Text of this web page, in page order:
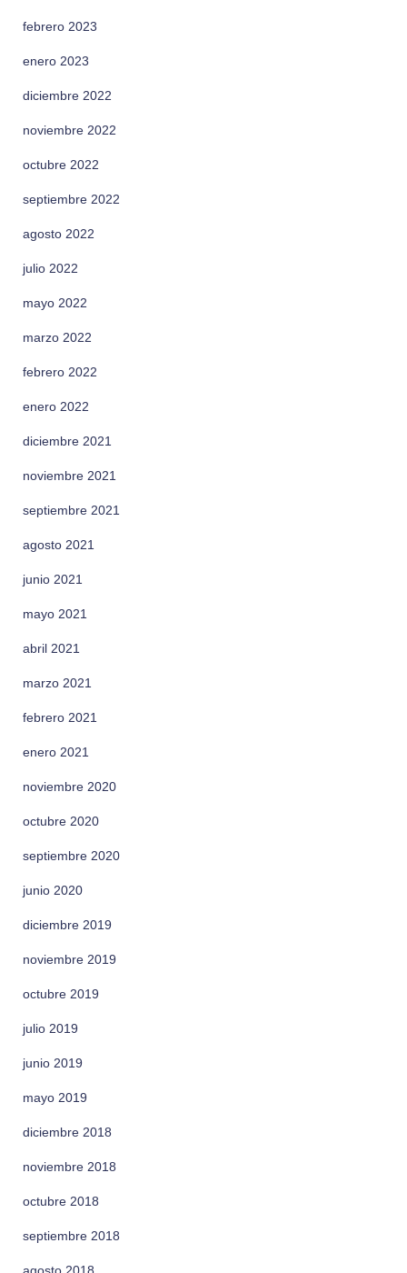
febrero 2023
enero 2023
diciembre 2022
noviembre 2022
octubre 2022
septiembre 2022
agosto 2022
julio 2022
mayo 2022
marzo 2022
febrero 2022
enero 2022
diciembre 2021
noviembre 2021
septiembre 2021
agosto 2021
junio 2021
mayo 2021
abril 2021
marzo 2021
febrero 2021
enero 2021
noviembre 2020
octubre 2020
septiembre 2020
junio 2020
diciembre 2019
noviembre 2019
octubre 2019
julio 2019
junio 2019
mayo 2019
diciembre 2018
noviembre 2018
octubre 2018
septiembre 2018